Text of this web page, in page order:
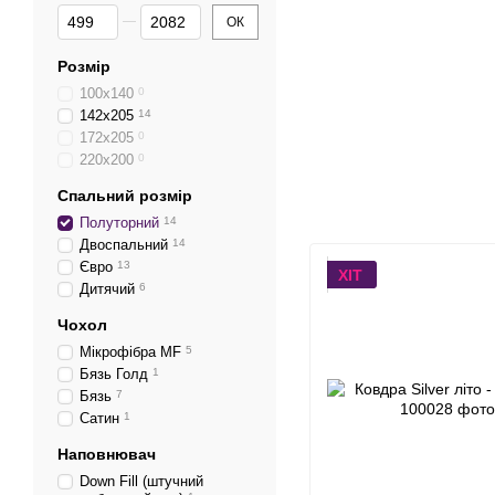
ХІТ
Від Ціна, грн
До Ціна, грн ОК
Розмір
100x140 0
142x205 14
172x205 0
220x200 0
Спальний розмір
Полуторний 14
Двоспальний 14
Євро 13
Дитячий 6
Чохол
Мікрофібра MF 5
Бязь Голд 1
Бязь 7
Сатин 1
Наповнювач
Down Fill (штучний